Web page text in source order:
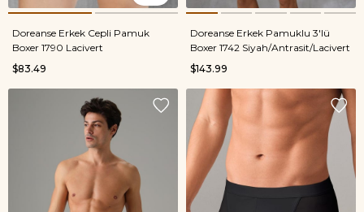
Doreanse Erkek Cepli Pamuk
Boxer 1790 Lacivert
$83.49
Doreanse Erkek Pamuklu 3'lü
Boxer 1742 Siyah/Antrasit/Lacivert
$143.99